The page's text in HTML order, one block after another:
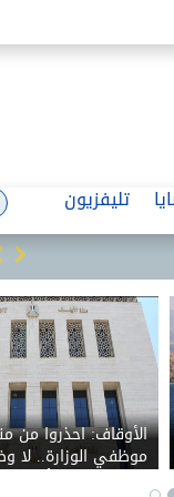
تليفزيون
الأوقاف: احذروا
موظفي الوزارة.. لا
تعيينات مقابل أموال